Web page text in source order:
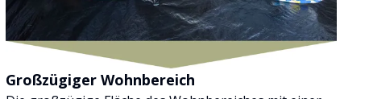
Großzügiger Wohnbereich